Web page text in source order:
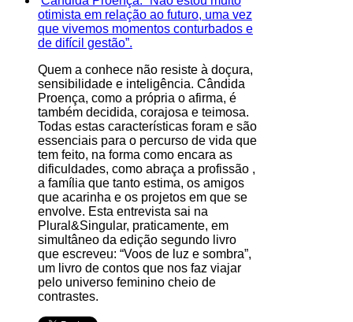
otimista em relação ao futuro, uma vez
que vivemos momentos conturbados e
de difícil gestão”.
Quem a conhece não resiste à doçura,
sensibilidade e inteligência. Cândida
Proença, como a própria o afirma, é
também decidida, corajosa e teimosa.
Todas estas características foram e são
essenciais para o percurso de vida que
tem feito, na forma como encara as
dificuldades, como abraça a profissão ,
a família que tanto estima, os amigos
que acarinha e os projetos em que se
envolve. Esta entrevista sai na
Plural&Singular, praticamente, em
simultâneo da edição segundo livro
que escreveu: “Voos de luz e sombra”,
um livro de contos que nos faz viajar
pelo universo feminino cheio de
contrastes.